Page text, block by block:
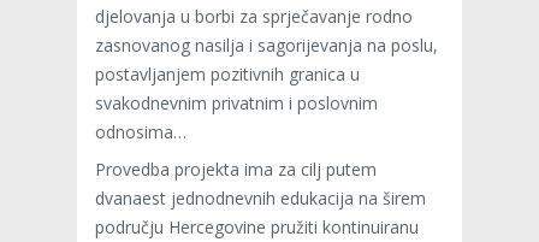
djelovanja u borbi za sprječavanje rodno
zasnovanog nasilja i sagorijevanja na poslu,
postavljanjem pozitivnih granica u
svakodnevnim privatnim i poslovnim
odnosima…
Provedba projekta ima za cilj putem
dvanaest jednodnevnih edukacija na širem
području Hercegovine pružiti kontinuiranu